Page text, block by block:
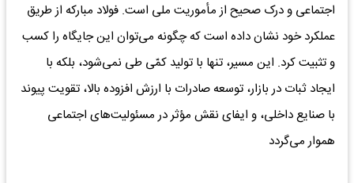
اجتماعی و درک صحیح از مأموریت ملی است. فولاد مبارکه از طریق
عملکرد خود نشان داده است که چگونه می‌توان این جایگاه را کسب
و تثبیت کرد. این مسیر، تنها با تولید کمّی طی نمی‌شود، بلکه با
ایجاد ثبات در بازار، توسعه صادرات با ارزش افزوده بالا، تقویت پیوند
با صنایع داخلی، و ایفای نقش مؤثر در مسئولیت‌های اجتماعی
هموار می‌گردد